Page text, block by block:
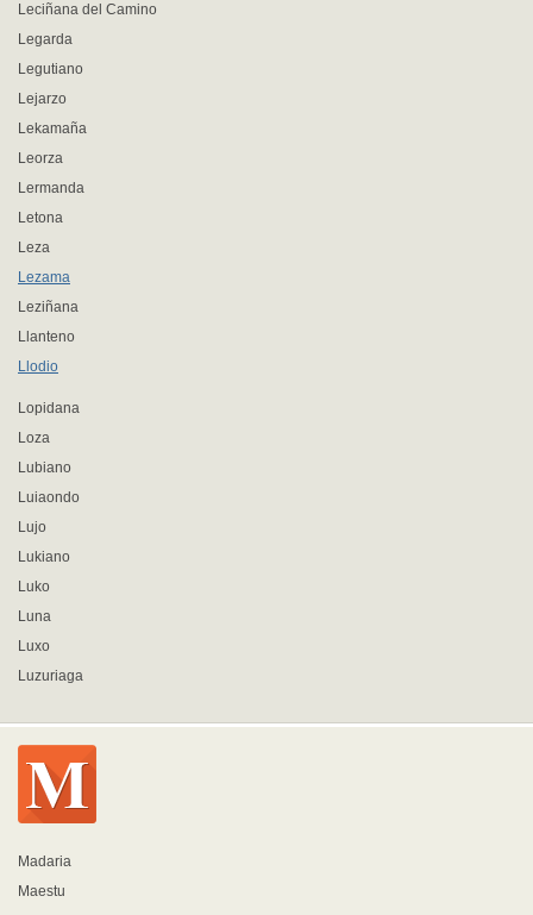
Leciñana del Camino
Legarda
Legutiano
Lejarzo
Lekamaña
Leorza
Lermanda
Letona
Leza
Lezama
Leziñana
Llanteno
Llodio
Lopidana
Loza
Lubiano
Luiaondo
Lujo
Lukiano
Luko
Luna
Luxo
Luzuriaga
Madaria
Maestu